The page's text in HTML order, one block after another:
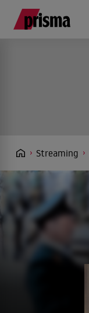
Streaming